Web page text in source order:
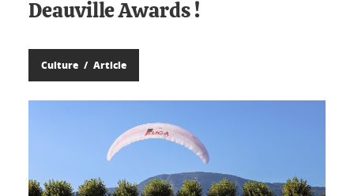
Deauville Awards !
Culture Article